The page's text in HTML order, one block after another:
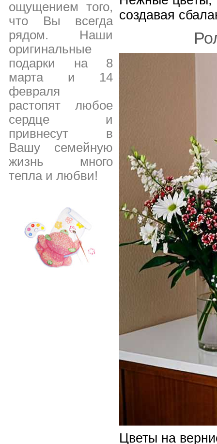
ощущением того,
что Вы всегда
рядом. Наши
оригинальные
подарки на 8
марта и 14
февраля
растопят любое
сердце и
привнесут в
Вашу семейную
жизнь много
тепла и любви!
создавая
Цветы на